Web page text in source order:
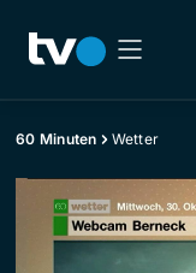
60 Minuten Wetter